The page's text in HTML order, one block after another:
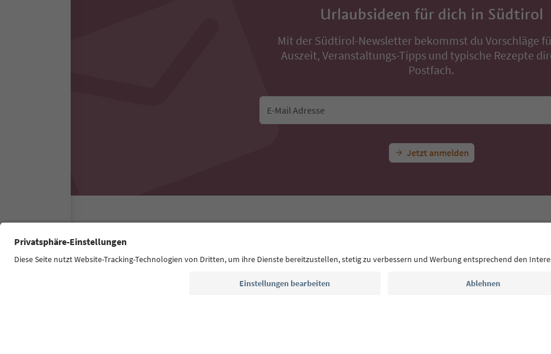
Urlaubsideen für dich in Südtirol
Mit der Südtirol-Newsletter bekommst du Vorschläge
Auszeit, Veranstaltungs-Tipps und typische Rezepte
Postfach.
E-Mail Adresse
Jetzt anmelden